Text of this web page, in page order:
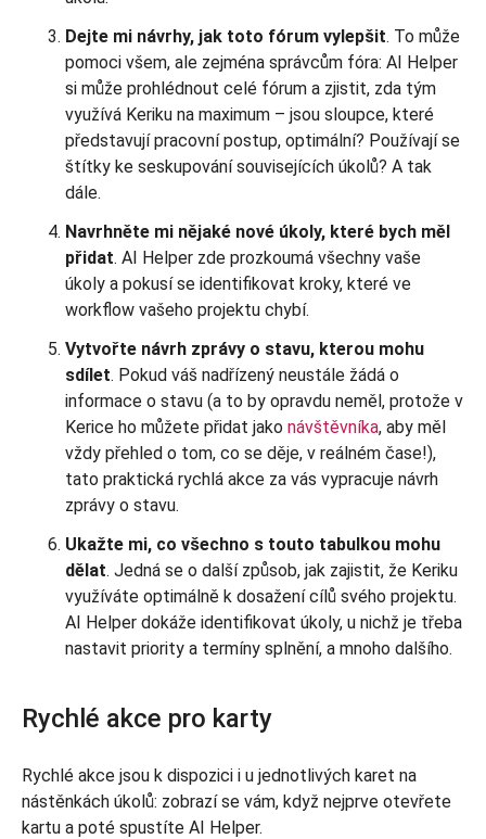
Dejte mi návrhy, jak toto fórum vylepšit. To může
pomoci všem, ale zejména správcům fóra: AI Helper
si může prohlédnout celé fórum a zjistit, zda tým
využívá Keriku na maximum – jsou sloupce, které
představují pracovní postup, optimální? Používají se
štítky ke seskupování souvisejících úkolů? A tak
dále.
Navrhněte mi nějaké nové úkoly, které bych měl
přidat. AI Helper zde prozkoumá všechny vaše
úkoly a pokusí se identifikovat kroky, které ve
workflow vašeho projektu chybí.
Vytvořte návrh zprávy o stavu, kterou mohu
sdílet. Pokud váš nadřízený neustále žádá o
informace o stavu (a to by opravdu neměl, protože v
Kerice ho můžete přidat jako návštěvníka, aby měl
vždy přehled o tom, co se děje, v reálném čase!),
tato praktická rychlá akce za vás vypracuje návrh
zprávy o stavu.
Ukažte mi, co všechno s touto tabulkou mohu
dělat. Jedná se o další způsob, jak zajistit, že Keriku
využíváte optimálně k dosažení cílů svého projektu.
AI Helper dokáže identifikovat úkoly, u nichž je třeba
nastavit priority a termíny splnění, a mnoho dalšího.
Rychlé akce pro karty
Rychlé akce jsou k dispozici i u jednotlivých karet na
nástěnkách úkolů: zobrazí se vám, když nejprve otevřete
kartu a poté spustíte AI Helper.